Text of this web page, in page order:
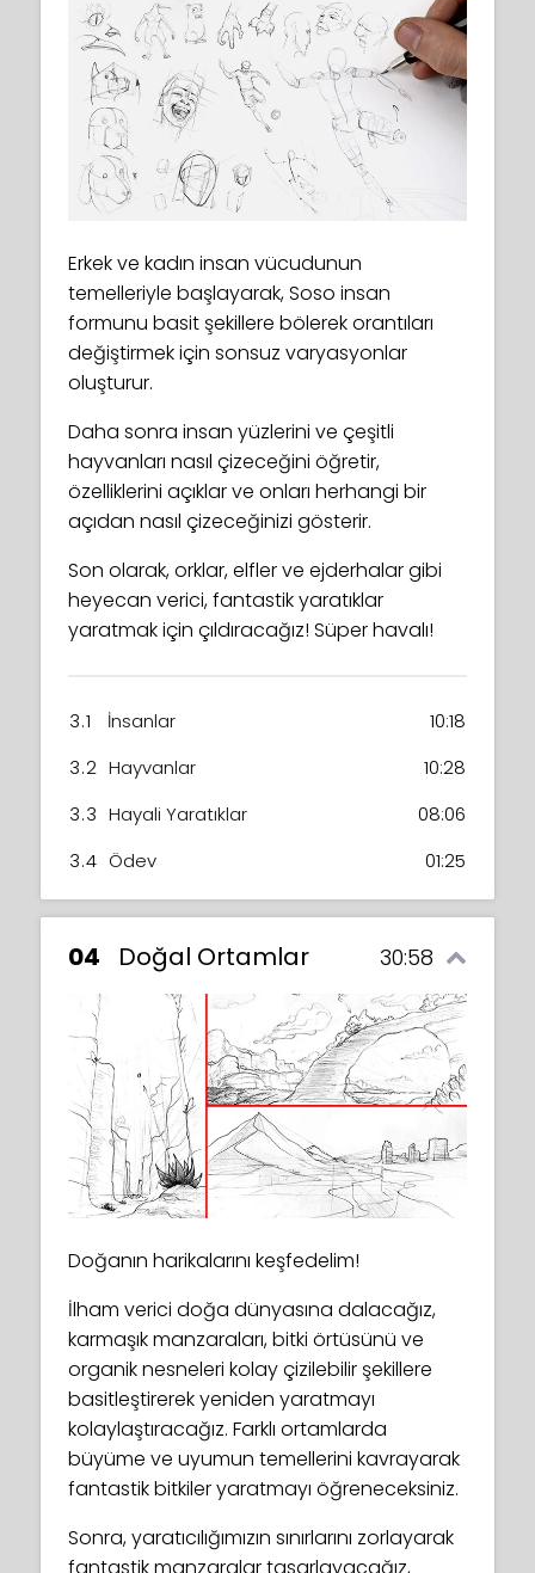
Erkek ve kadın insan vücudunun
temelleriyle başlayarak, Soso insan
formunu basit şekillere bölerek orantıları
değiştirmek için sonsuz varyasyonlar
oluşturur.
Daha sonra insan yüzlerini ve çeşitli
hayvanları nasıl çizeceğini öğretir,
özelliklerini açıklar ve onları herhangi bir
açıdan nasıl çizeceğinizi gösterir.
Son olarak, orklar, elfler ve ejderhalar gibi
heyecan verici, fantastik yaratıklar
yaratmak için çıldıracağız! Süper havalı!
3.1 İnsanlar
10:18
3.2 Hayvanlar
10:28
3.3 Hayali Yaratıklar
08:06
3.4 Ödev 01:25
04 Doğal Ortamlar 30:58
Doğanın harikalarını keşfedelim!
İlham verici doğa dünyasına dalacağız,
karmaşık manzaraları, bitki örtüsünü ve
organik nesneleri kolay çizilebilir şekillere
basitleştirerek yeniden yaratmayı
kolaylaştıracağız. Farklı ortamlarda
büyüme ve uyumun temellerini kavrayarak
fantastik bitkiler yaratmayı öğreneceksiniz.
Sonra, yaratıcılığımızın sınırlarını zorlayarak
fantastik manzaralar tasarlayacağız,